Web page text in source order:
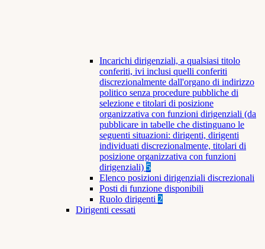
Incarichi dirigenziali, a qualsiasi titolo
conferiti, ivi inclusi quelli conferiti
discrezionalmente dall'organo di indirizzo
politico senza procedure pubbliche di
selezione e titolari di posizione
organizzativa con funzioni dirigenziali (da
pubblicare in tabelle che distinguano le
seguenti situazioni: dirigenti, dirigenti
individuati discrezionalmente, titolari di
posizione organizzativa con funzioni
dirigenziali) 5
Elenco posizioni dirigenziali discrezionali
Posti di funzione disponibili
Ruolo dirigenti 2
Dirigenti cessati